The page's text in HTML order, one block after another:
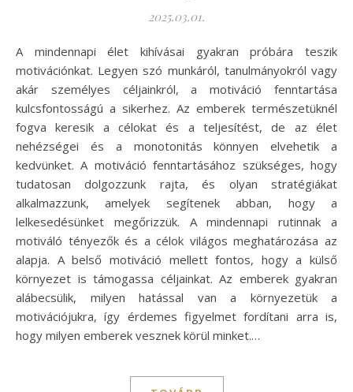
2025.03.01.
A mindennapi élet kihívásai gyakran próbára teszik
motivációnkat. Legyen szó munkáról, tanulmányokról vagy
akár személyes céljainkról, a motiváció fenntartása
kulcsfontosságú a sikerhez. Az emberek természetüknél
fogva keresik a célokat és a teljesítést, de az élet
nehézségei és a monotonitás könnyen elvehetik a
kedvünket. A motiváció fenntartásához szükséges, hogy
tudatosan dolgozzunk rajta, és olyan stratégiákat
alkalmazzunk, amelyek segítenek abban, hogy a
lelkesedésünket megőrizzük. A mindennapi rutinnak a
motiváló tényezők és a célok világos meghatározása az
alapja. A belső motiváció mellett fontos, hogy a külső
környezet is támogassa céljainkat. Az emberek gyakran
alábecsülik, milyen hatással van a környezetük a
motivációjukra, így érdemes figyelmet fordítani arra is,
hogy milyen emberek vesznek körül minket.…